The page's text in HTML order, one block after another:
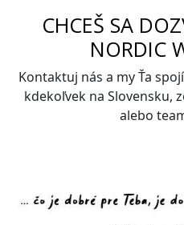
CHCEŠ SA
NORDIC
Kontaktuj nás a my Ťa
kdekoľvek na Slovensku,
alebo